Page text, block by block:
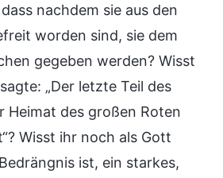
nachdem sie aus den
worden sind, sie dem
gegeben werden? Wisst
„Der letzte Teil des
Heimat des großen Roten
Wisst ihr noch als Gott
ist, ein starkes,